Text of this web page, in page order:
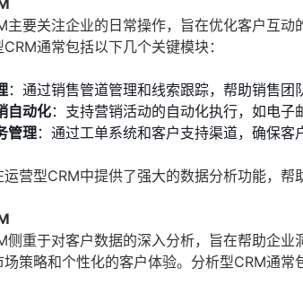
主要关注企业的日常操作，旨在优化客户互
通常包括以下几个关键模块：
：通过销售管道管理和线索跟踪，帮助销售团
自动化：支持营销活动的自动化执行，如电子
管理：通过工单系统和客户支持渠道，确保客
营型CRM中提供了强大的数据分析功能，帮
侧重于对客户数据的深入分析，旨在帮助企
策略和个性化的客户体验。分析型CRM通常